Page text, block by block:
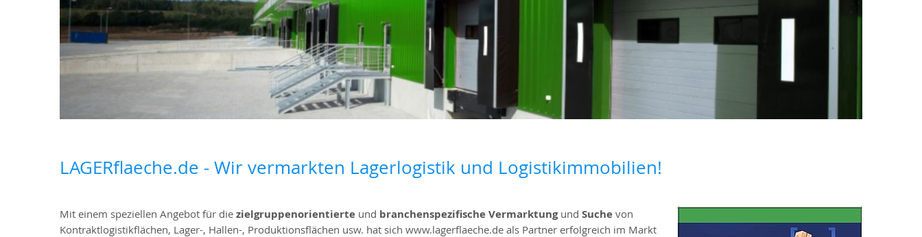
LAGERflaeche.de - Wir vermarkten Lagerlogistik und Logistikimmobilien!
Mit einem speziellen Angebot für die zielgruppenorientierte und branchenspezifischeVermarktungund Suche von
Kontraktlogistikflächen, Lager-, Hallen-, Produktionsflächen usw. hat sich www.lagerflaeche.de als Partner erfolgreich im Markt